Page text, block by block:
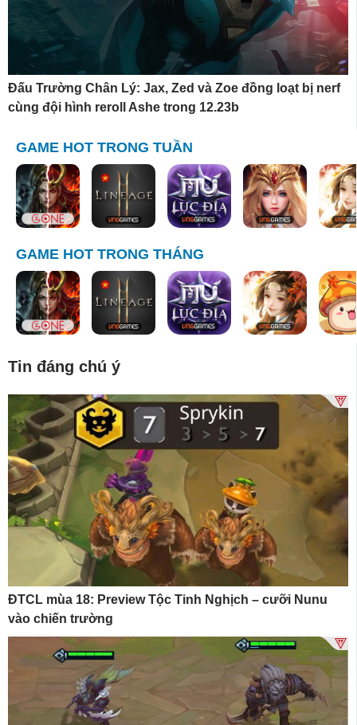
Đấu Trường Chân Lý: Jax, Zed và Zoe đồng loạt bị nerf
cùng đội hình reroll Ashe trong 12.23b
GAME HOT TRONG TUẦN
GAME HOT TRONG THÁNG
Tin đáng chú ý
ĐTCL mùa 18: Preview Tộc Tinh Nghịch – cưỡi Nunu
vào chiến trường